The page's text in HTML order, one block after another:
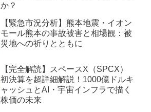
か？
【緊急市況分析】熊本地震・イオン
モール熊本の事故被害と相場観：被
災地への祈りとともに
【完全解読】スペースX（SPCX）
初決算を超詳細解説！1000億ドルキ
ャッシュとAI・宇宙インフラで描く
株価の未来